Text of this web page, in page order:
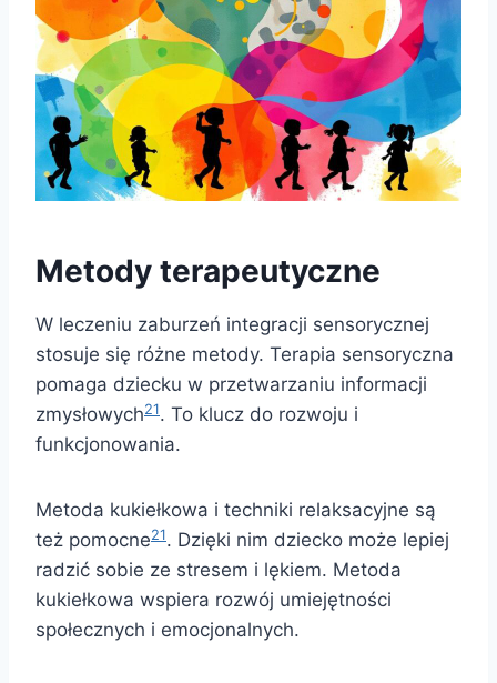
Metody terapeutyczne
W leczeniu zaburzeń integracji sensorycznej
stosuje się różne metody. Terapia sensoryczna
pomaga dziecku w przetwarzaniu informacji
zmysłowych21. To klucz do rozwoju i
funkcjonowania.
Metoda kukiełkowa i techniki relaksacyjne są
też pomocne21. Dzięki nim dziecko może lepiej
radzić sobie ze stresem i lękiem. Metoda
kukiełkowa wspiera rozwój umiejętności
społecznych i emocjonalnych.